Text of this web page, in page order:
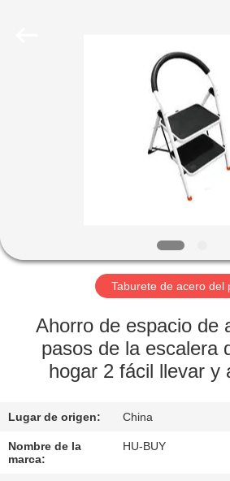
VIAJE
FÁBRICA
DE
CALIDAD
Taburete de acero del
Ahorro de espacio de
pasos de la escalera
hogar 2 fácil llevar y
Lugar de origen: China
Nombre de la
marca:
HU-BUY